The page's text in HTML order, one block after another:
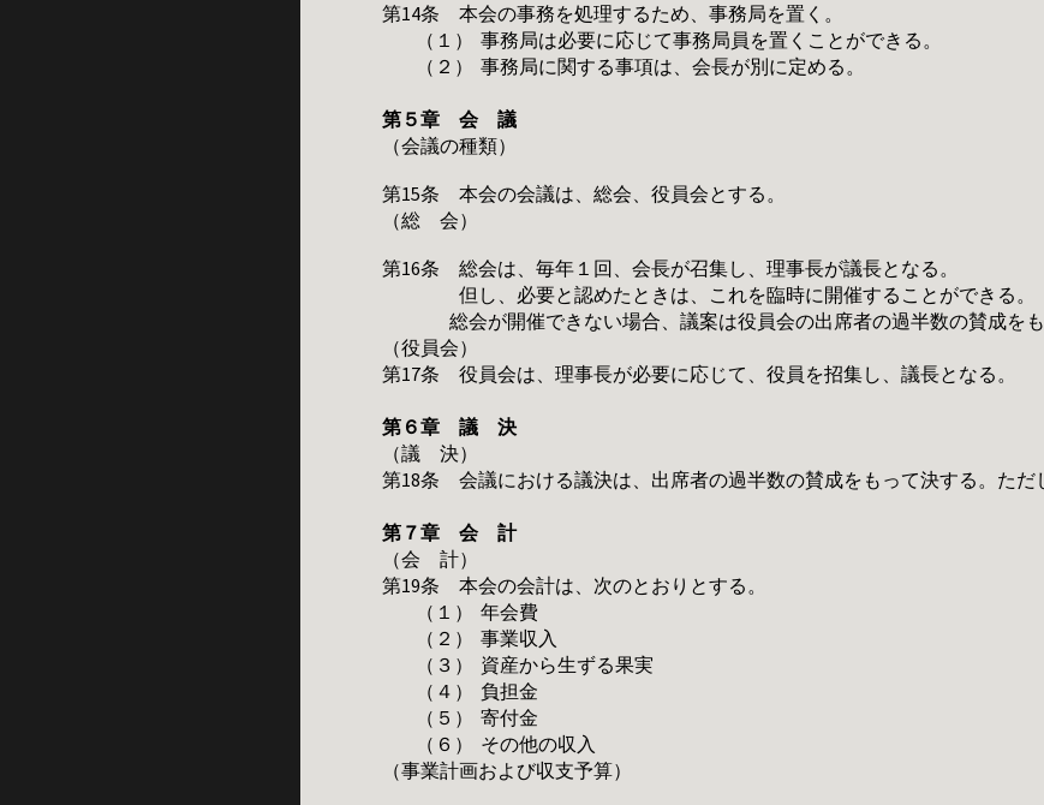
第14条 本会の事務を処理するため、事務局を置く。
（１）
事務局は必要に応じて事務局員を置くことができる。
（２）
事務局に関する事項は、会長が別に定める。
第５章 会 議
（会議の種類）
第15条 本会の会議は、総会、役員会とする。
（総 会）
第16条 総会は、毎年１回、会長が召集し、理事長が議長となる。
但し、必要と認めたときは、これを臨時に開催することができる。
総会が開催できない場合、議案は役員会の出席者の過半数の賛成をも
（役員会）
第17条 役員会は、理事長が必要に応じて、役員を招集し、議長となる。
第６章 議 決
（議 決）
第18条 会議における議決は、出席者の過半数の賛成をもって決する。ただ
第７章 会 計
（会 計）
第19条 本会の会計は、次のとおりとする。
（１）
年会費
（２）
事業収入
（３）
資産から生ずる果実
（４）
負担金
（５）
寄付金
（６）
その他の収入
（事業計画および収支予算）